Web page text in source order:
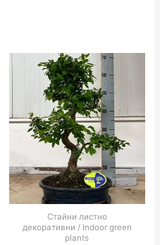
Стайни листно
декоративни / Indoor green
plants